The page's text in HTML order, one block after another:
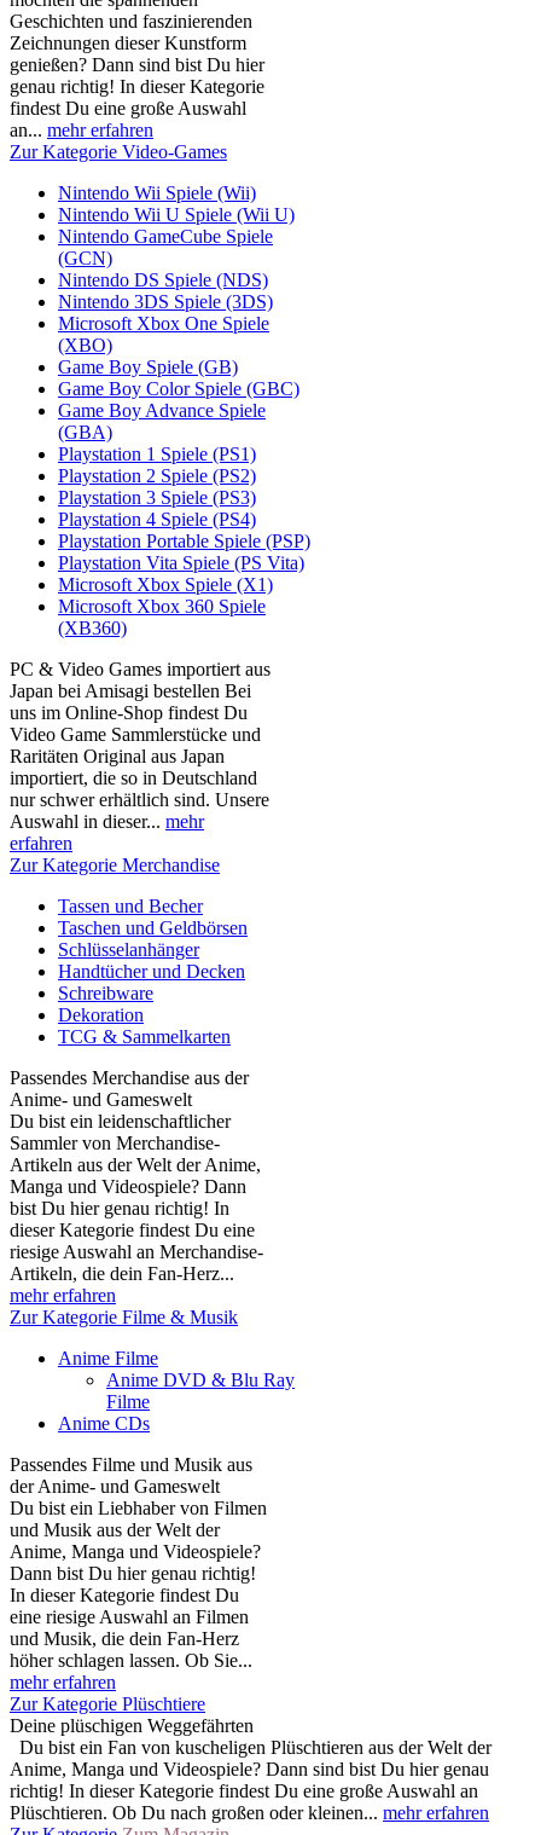
Geschichten und faszinierenden
Zeichnungen dieser Kunstform
genießen? Dann sind bist Du hier
genau richtig! In dieser Kategorie
findest Du eine große Auswahl
an... mehr erfahren
Zur Kategorie Video-Games
Nintendo Wii Spiele (Wii)
Nintendo Wii U Spiele (Wii U)
Nintendo GameCube Spiele
(GCN)
Nintendo DS Spiele (NDS)
Nintendo 3DS Spiele (3DS)
Microsoft Xbox One Spiele
(XBO)
Game Boy Spiele (GB)
Game Boy Color Spiele (GBC)
Game Boy Advance Spiele
(GBA)
Playstation 1 Spiele (PS1)
Playstation 2 Spiele (PS2)
Playstation 3 Spiele (PS3)
Playstation 4 Spiele (PS4)
Playstation Portable Spiele (PSP)
Playstation Vita Spiele (PS Vita)
Microsoft Xbox Spiele (X1)
Microsoft Xbox 360 Spiele
(XB360)
PC & Video Games importiert aus
Japan bei Amisagi bestellen Bei
uns im Online-Shop findest Du
Video Game Sammlerstücke und
Raritäten Original aus Japan
importiert, die so in Deutschland
nur schwer erhältlich sind. Unsere
Auswahl in dieser... mehr
erfahren
Zur Kategorie Merchandise
Tassen und Becher
Taschen und Geldbörsen
Schlüsselanhänger
Handtücher und Decken
Schreibware
Dekoration
TCG & Sammelkarten
Passendes Merchandise aus der
Anime- und Gameswelt
Du bist ein leidenschaftlicher
Sammler von Merchandise-
Artikeln aus der Welt der Anime,
Manga und Videospiele? Dann
bist Du hier genau richtig! In
dieser Kategorie findest Du eine
riesige Auswahl an Merchandise-
Artikeln, die dein Fan-Herz...
mehr erfahren
Zur Kategorie Filme & Musik
Anime Filme
Anime DVD & Blu Ray
Filme
Anime CDs
Passendes Filme und Musik aus
der Anime- und Gameswelt
Du bist ein Liebhaber von Filmen
und Musik aus der Welt der
Anime, Manga und Videospiele?
Dann bist Du hier genau richtig!
In dieser Kategorie findest Du
eine riesige Auswahl an Filmen
und Musik, die dein Fan-Herz
höher schlagen lassen. Ob Sie...
mehr erfahren
Zur Kategorie Plüschtiere
Deine plüschigen Weggefährten
Du bist ein Fan von kuscheligen Plüschtieren aus der Welt der
Anime, Manga und Videospiele? Dann sind bist Du hier genau
richtig! In dieser Kategorie findest Du eine große Auswahl an
Plüschtieren. Ob Du nach großen oder kleinen... mehr erfahren